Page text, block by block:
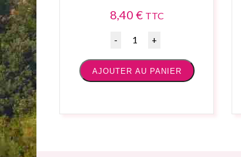
8,40 € TTC
Quantité
AJOUTER AU PANIER